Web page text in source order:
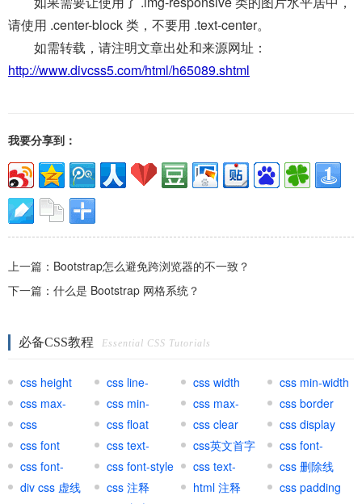
请使用 .center-block 类，不要用 .text-center。
如需转载，请注明文章出处和来源网址：
http://www.divcss5.com/html/h65089.shtml
我要分享到：
上一篇： Bootstrap怎么避免跨浏览器的不一致？
下一篇： 什么是 Bootstrap 网格系统？
必备CSS教程 Essential CSS Tutorials
css height
css line-
height
css width
css min-width
css max-
width
css min-
height
css max-
height
css border
css
background
css float css clear
css display
css font
css text-
transform
css英文首字
母大写
css font-
variant
css font-
weight
css font-style
css text-
decoration
css 删除线
div css 虚线
css 注释 html 注释
css padding